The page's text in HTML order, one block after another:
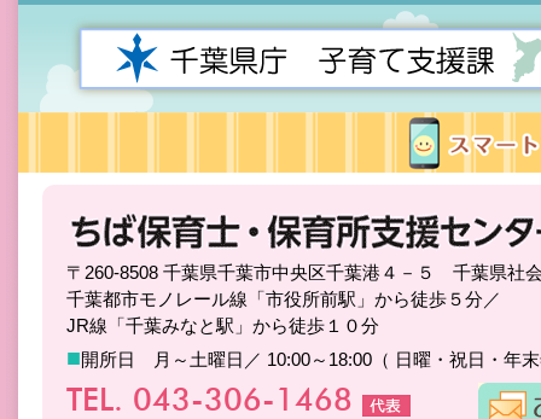
〒260-8508 千葉県千葉市中央区千葉港４－５ 千葉県社
千葉都市モノレール線「市役所前駅」から徒歩５分／
JR線「千葉みなと駅」から徒歩１０分
■開所日 月～土曜日／ 10:00～18:00（ 日曜・祝日・年
TEL. 043-306-1468